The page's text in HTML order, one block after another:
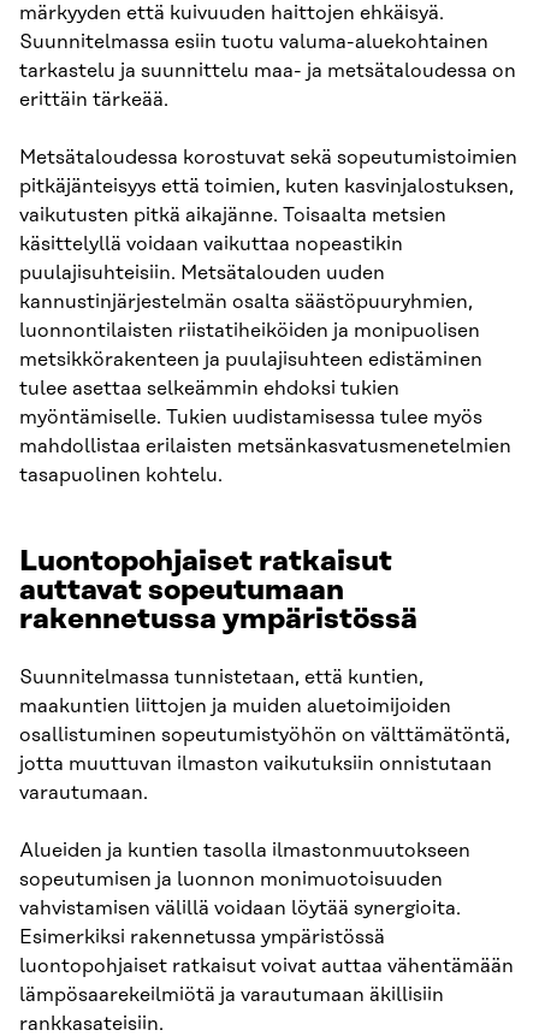
märkyyden että kuivuuden haittojen ehkäisyä.
Suunnitelmassa esiin tuotu valuma-aluekohtainen
tarkastelu ja suunnittelu maa- ja metsätaloudessa on
erittäin tärkeää.
Metsätaloudessa korostuvat sekä sopeutumistoimien
pitkäjänteisyys että toimien, kuten kasvinjalostuksen,
vaikutusten pitkä aikajänne. Toisaalta metsien
käsittelyllä voidaan vaikuttaa nopeastikin
puulajisuhteisiin. Metsätalouden uuden
kannustinjärjestelmän osalta säästöpuuryhmien,
luonnontilaisten riistatiheiköiden ja monipuolisen
metsikkörakenteen ja puulajisuhteen edistäminen
tulee asettaa selkeämmin ehdoksi tukien
myöntämiselle. Tukien uudistamisessa tulee myös
mahdollistaa erilaisten metsänkasvatusmenetelmien
tasapuolinen kohtelu.
Luontopohjaiset ratkaisut
auttavat sopeutumaan
rakennetussa ympäristössä
Suunnitelmassa tunnistetaan, että kuntien,
maakuntien liittojen ja muiden aluetoimijoiden
osallistuminen sopeutumistyöhön on välttämätöntä,
jotta muuttuvan ilmaston vaikutuksiin onnistutaan
varautumaan.
Alueiden ja kuntien tasolla ilmastonmuutokseen
sopeutumisen ja luonnon monimuotoisuuden
vahvistamisen välillä voidaan löytää synergioita.
Esimerkiksi rakennetussa ympäristössä
luontopohjaiset ratkaisut voivat auttaa vähentämään
lämpösaarekeilmiötä ja varautumaan äkillisiin
rankkasateisiin.